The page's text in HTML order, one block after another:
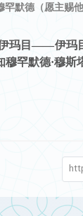
罕默德（愿主赐
玛目——伊玛
罕默德·穆斯